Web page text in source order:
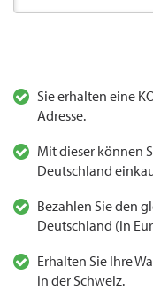
Sie erhalten eine
Adresse.
Mit dieser können
Deutschland
Bezahlen Sie den
Deutschland (in
Erhalten Sie Ihre
in der Schweiz.